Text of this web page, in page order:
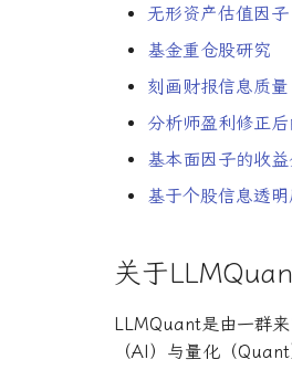
无形资产估值因子
基金重仓股研究
刻画财报信息质量
分析师盈利修正
基本面因子的收益
基于个股信息透
关于
LLMQuant是由一群
（AI）与量化（